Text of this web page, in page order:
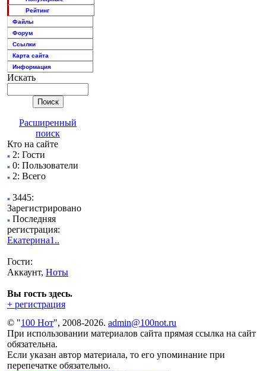
Рейтинг
Файлы
Форум
Ссылки
Карта сайта
Информация
Искать
Расширенный
поиск
Кто на сайте
2: Гости
0: Пользователи
2: Всего
3445:
Зарегистрировано
Последняя
регистрация:
Екатерина1..
Гости:
Аккаунт, Ноты
Вы гость здесь.
+ регистрация
© "100 Нот", 2008-2026. admin@100not.ru
При использовании материалов сайта прямая ссылка на сайт
обязательна.
Если указан автор материала, то его упоминание при
перепечатке обязательно.